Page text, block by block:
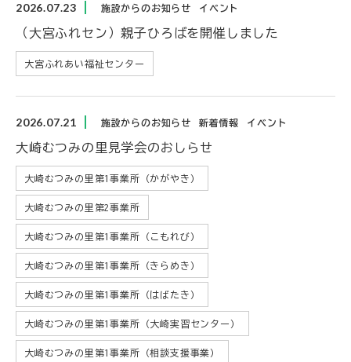
2026.07.23 施設からのお知らせ イベント
（大宮ふれセン）親子ひろばを開催しました
大宮ふれあい福祉センター
2026.07.21 施設からのお知らせ 新着情報 イベント
大崎むつみの里見学会のおしらせ
大崎むつみの里第1事業所（かがやき）
大崎むつみの里第2事業所
大崎むつみの里第1事業所（こもれび）
大崎むつみの里第1事業所（きらめき）
大崎むつみの里第1事業所（はばたき）
大崎むつみの里第1事業所（大崎実習センター）
大崎むつみの里第1事業所（相談支援事業）